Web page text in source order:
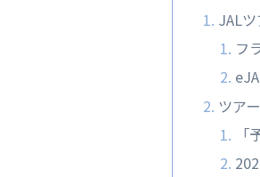
JAL
フ
ツア